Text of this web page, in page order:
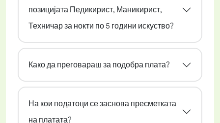
позицијата Педикирист, Маникирист,
Техничар за нокти по 5 години искуство?
Како да преговараш за подобра плата?
На кои податоци се заснова пресметката
на платата?